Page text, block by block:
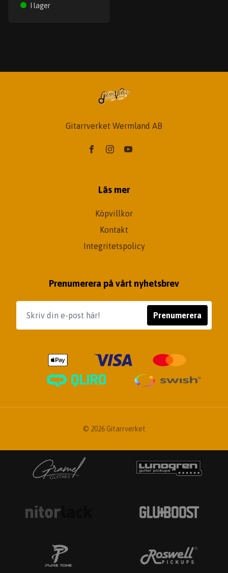
I lager
Gitarrverket Wermland AB
Läs mer
Köpvillkor
Kontakt
Integritetspolicy
Prenumerera på vårt nyhetsbrev
Prenumerera
© 2026 Gitarrverket